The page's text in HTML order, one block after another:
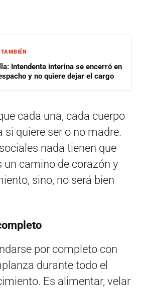
Intendenta interina se encerró en
y no quiere dejar el cargo
cada una, cada cuerpo
si quiere ser o no madre.
nada tienen que
un camino de corazón y
sino, no será bien
por completo con
durante todo el
Es alimentar, velar